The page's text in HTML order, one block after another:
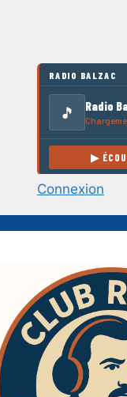
Connexion